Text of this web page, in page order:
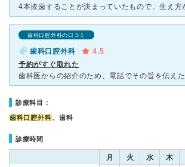
歯科口腔外科の口コミ
歯科口腔外科
4.5
予約がすぐ取れた
診療科目：
歯科口腔外科、歯科
診療時間
月 火 水 木